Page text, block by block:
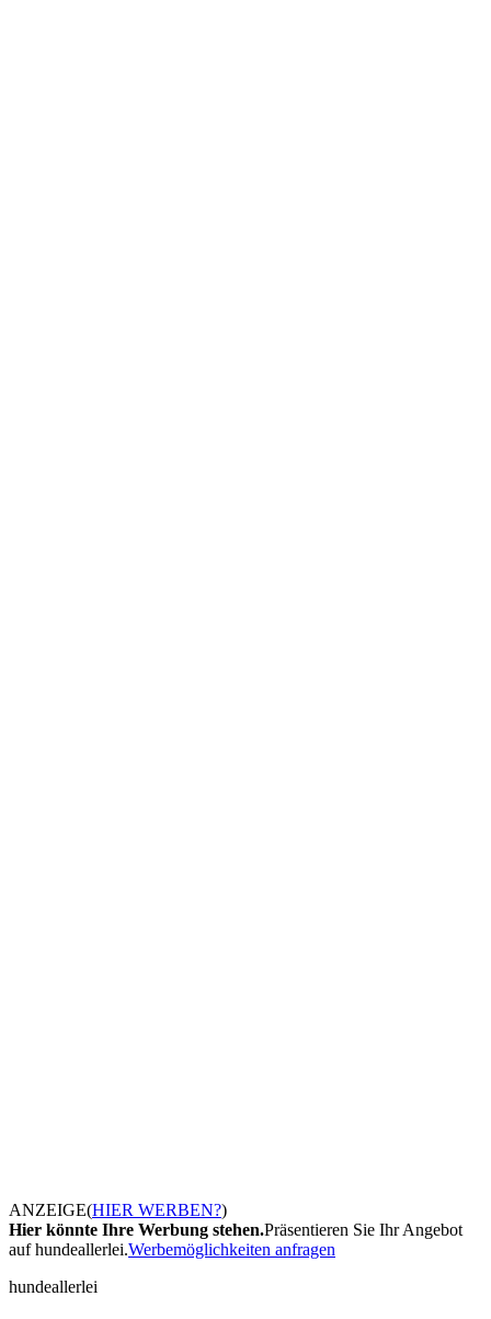
ANZEIGE(HIER WERBEN?)
Hier könnte Ihre Werbung stehen.Präsentieren Sie Ihr Angebot
auf hundeallerlei.Werbemöglichkeiten anfragen
hundeallerlei